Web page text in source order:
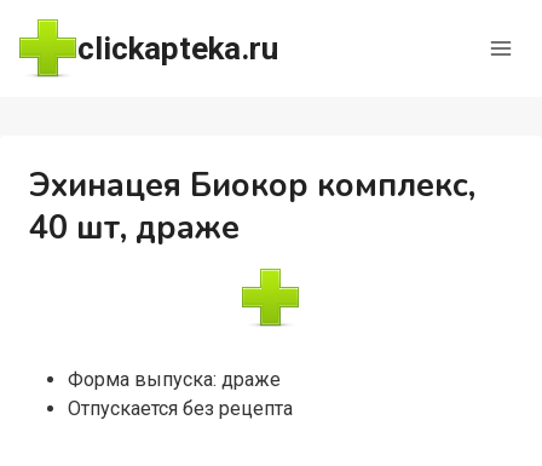
Перейти
содержимому
clickapteka.ru
Эхинацея Биокор комплекс,
40 шт, драже
Форма выпуска: драже
Отпускается без рецепта